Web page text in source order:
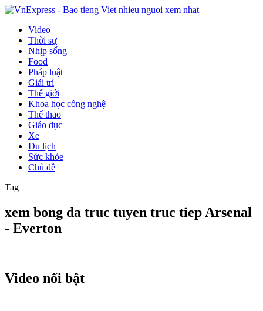
Video
Thời sự
Nhịp sống
Food
Pháp luật
Giải trí
Thế giới
Khoa học công nghệ
Thể thao
Giáo dục
Xe
Du lịch
Sức khỏe
Chủ đề
Tag
xem bong da truc tuyen truc tiep Arsenal
- Everton
Video nổi bật